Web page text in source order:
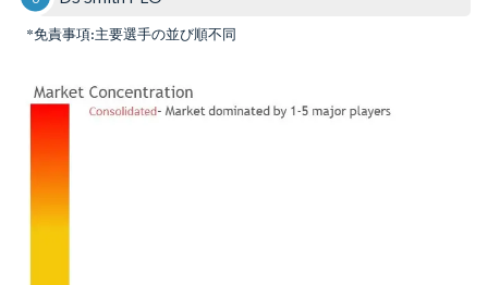
*免責事項:主要選手の並び順不同